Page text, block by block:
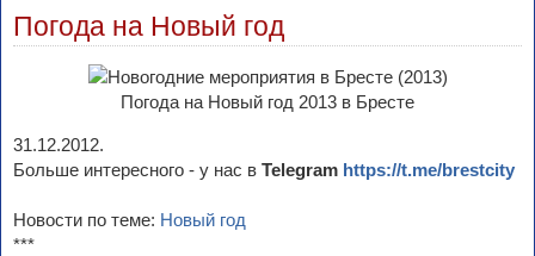
Погода на Новый год
Погода на Новый год 2013 в Бресте
31.12.2012.
Больше интересного - у нас в Telegram https://t.me/brestcity
Новости по теме: Новый год
***